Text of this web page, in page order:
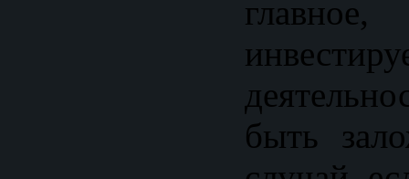
быть